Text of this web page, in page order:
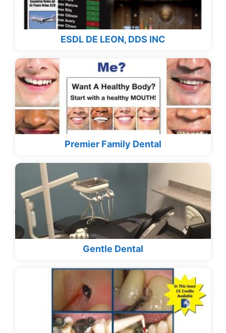
ESDL DE LEON, DDS INC
Premier Family Dental
Gentle Dental